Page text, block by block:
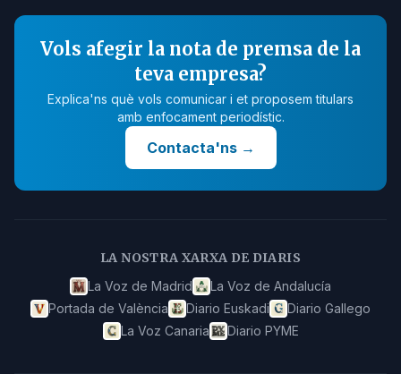
Vols afegir la nota de premsa de la
teva empresa?
Explica'ns què vols comunicar i et proposem titulars
amb enfocament periodístic.
Contacta'ns→
LA NOSTRA XARXA DE DIARIS
La Voz de Madrid
La Voz de Andalucía
Portada de València
Diario Euskadi
Diario Gallego
La Voz Canaria
Diario PYME